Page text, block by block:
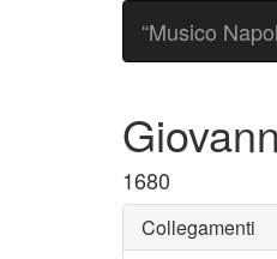
“Musico
1680
Collegamenti